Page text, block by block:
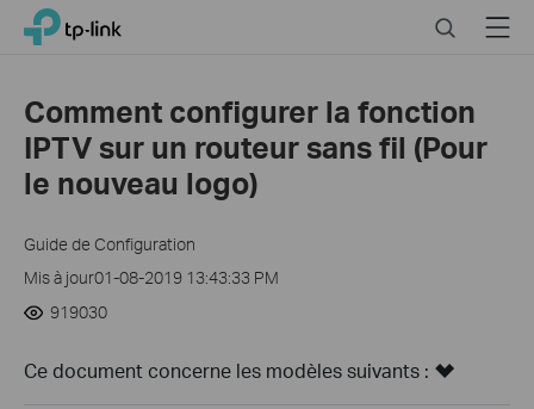
Click
navigation
TP-Link, Reliably Smart SearchMenu
Comment configurer la fonction
IPTV sur un routeur sans fil (Pour
le nouveau logo)
Guide de Configuration
Mis à jour01-08-2019 13:43:33 PM
919030
Ce document concerne les modèles suivants :